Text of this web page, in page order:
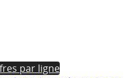
par ligne